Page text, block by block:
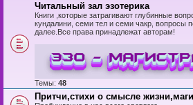
Читальный зал эзотерика
Книги ,которые затрагивают глубинные
кундалини, семи тел и семи чакр, вопросы
далее.Все права принадлежат авторам!
Темы: 48
Притчи,стихи о смысле